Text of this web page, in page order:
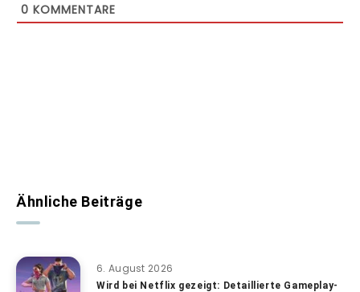
0 KOMMENTARE
Ähnliche Beiträge
6. August 2026
Wird bei Netflix gezeigt: Detaillierte Gameplay-